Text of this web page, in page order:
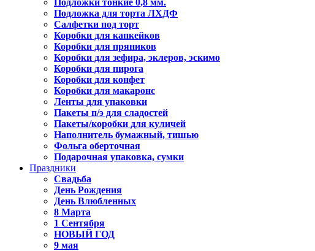
Подложки тонкие 0,8 мм.
Подложка для торта ЛХДФ
Салфетки под торт
Коробки для капкейков
Коробки для пряников
Коробки для зефира, эклеров, эскимо
Коробки для пирога
Коробки для конфет
Коробки для макаронс
Ленты для упаковки
Пакеты п/э для сладостей
Пакеты/коробки для куличей
Наполнитель бумажный, тишью
Фольга оберточная
Подарочная упаковка, сумки
Праздники
Свадьба
День Рождения
День Влюбленных
8 Марта
1 Сентября
НОВЫЙ ГОД
9 мая